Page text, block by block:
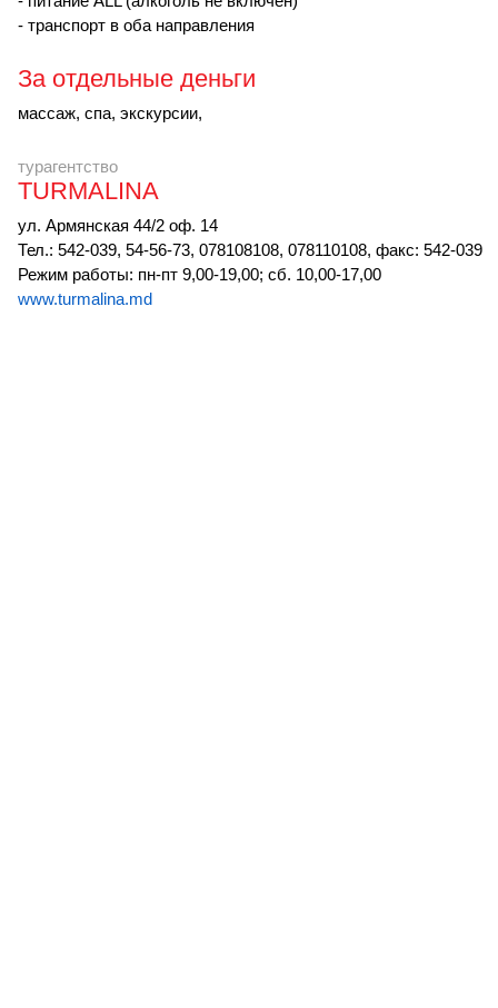
- транспорт в оба направления
За отдельные деньги
массаж, спа, экскурсии,
турагентство
TURMALINA
ул. Армянская 44/2 оф. 14
Тел.: 542-039, 54-56-73, 078108108, 078110108, факс: 542-039
Режим работы: пн-пт 9,00-19,00; сб. 10,00-17,00
www.turmalina.md